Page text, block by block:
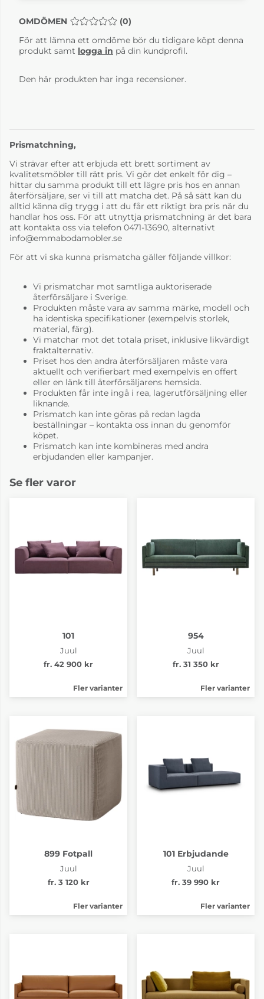
OMDÖMEN MEDELBETYG 0 AV 5 ANTAL BETYG 0
(0)
För att lämna ett omdöme bör du tidigare köpt denna
produkt samt logga in på din kundprofil.
Den här produkten har inga recensioner.
Prismatchning,
Vi strävar efter att erbjuda ett brett sortiment av
kvalitetsmöbler till rätt pris. Vi gör det enkelt för dig –
hittar du samma produkt till ett lägre pris hos en annan
återförsäljare, ser vi till att matcha det. På så sätt kan du
alltid känna dig trygg i att du får ett riktigt bra pris när du
handlar hos oss. För att utnyttja prismatchning är det bara
att kontakta oss via telefon 0471-13690, alternativt
info@emmabodamobler.se
För att vi ska kunna prismatcha gäller följande villkor:
Vi prismatchar mot samtliga auktoriserade
återförsäljare i Sverige.
Produkten måste vara av samma märke, modell och
ha identiska specifikationer (exempelvis storlek,
material, färg).
Vi matchar mot det totala priset, inklusive likvärdigt
fraktalternativ.
Priset hos den andra återförsäljaren måste vara
aktuellt och verifierbart med exempelvis en offert
eller en länk till återförsäljarens hemsida.
Produkten får inte ingå i rea, lagerutförsäljning eller
liknande.
Prismatch kan inte göras på redan lagda
beställningar – kontakta oss innan du genomför
köpet.
Prismatch kan inte kombineras med andra
erbjudanden eller kampanjer.
Se fler varor
101
Juul
fr. 42 900 kr
Fler varianter
954
Juul
fr. 31 350 kr
Fler varianter
899 Fotpall
Juul
fr. 3 120 kr
Fler varianter
101 Erbjudande
Juul
fr. 39 990 kr
Fler varianter